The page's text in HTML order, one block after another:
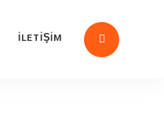
İLETIŞIM